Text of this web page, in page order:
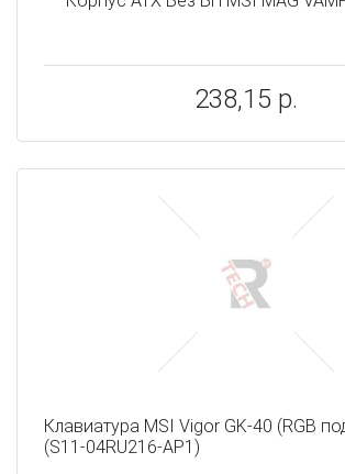
238,15 р.
Клавиатура MSI Vigor GK-40 (RGB
(S11-04RU216-AP1)